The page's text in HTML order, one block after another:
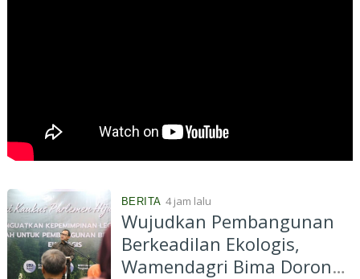
BERITA 4 jam lalu
Wujudkan Pembangunan
Berkeadilan Ekologis,
Wamendagri Bima Dorong